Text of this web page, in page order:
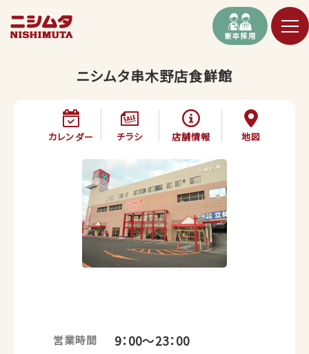
新卒採用
ニシムタ串木野店食鮮館
カレンダー チラシ 店舗情報 地図
営業時間 9：00～23：00